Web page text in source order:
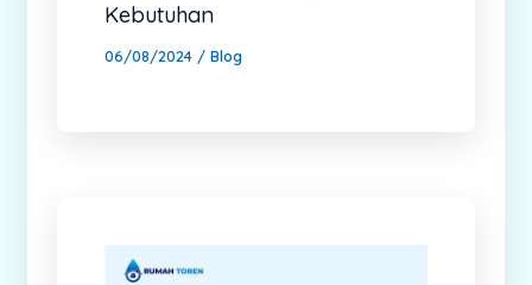
Kebutuhan
06/08/2024 / Blog